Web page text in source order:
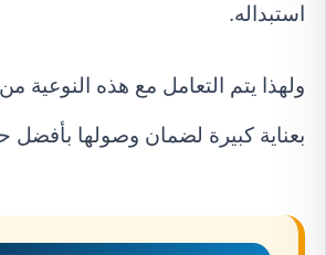
استبداله.
ولهذا يتم التعامل مع هذه النوعية
بعناية كبيرة لضمان وصولها بأفضل